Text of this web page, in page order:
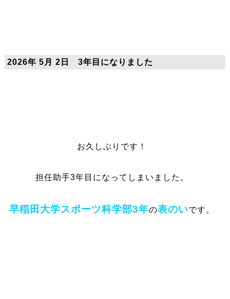
2026年 5月 2日 3年目になりました
お久しぶりです！
担任助手3年目になってしまいました。
早稲田大学スポーツ科学部3年の表のいです。